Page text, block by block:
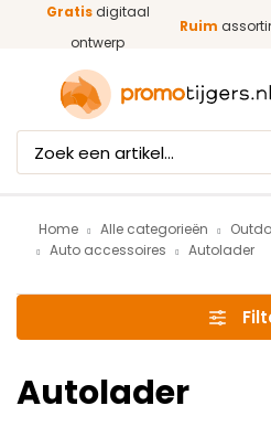
Ga naar de hoofdinhoud
Gratisdigitaal
ontwerp
Ruim
Home Alle categorieën
Auto accessoires
Autolader
Autolader